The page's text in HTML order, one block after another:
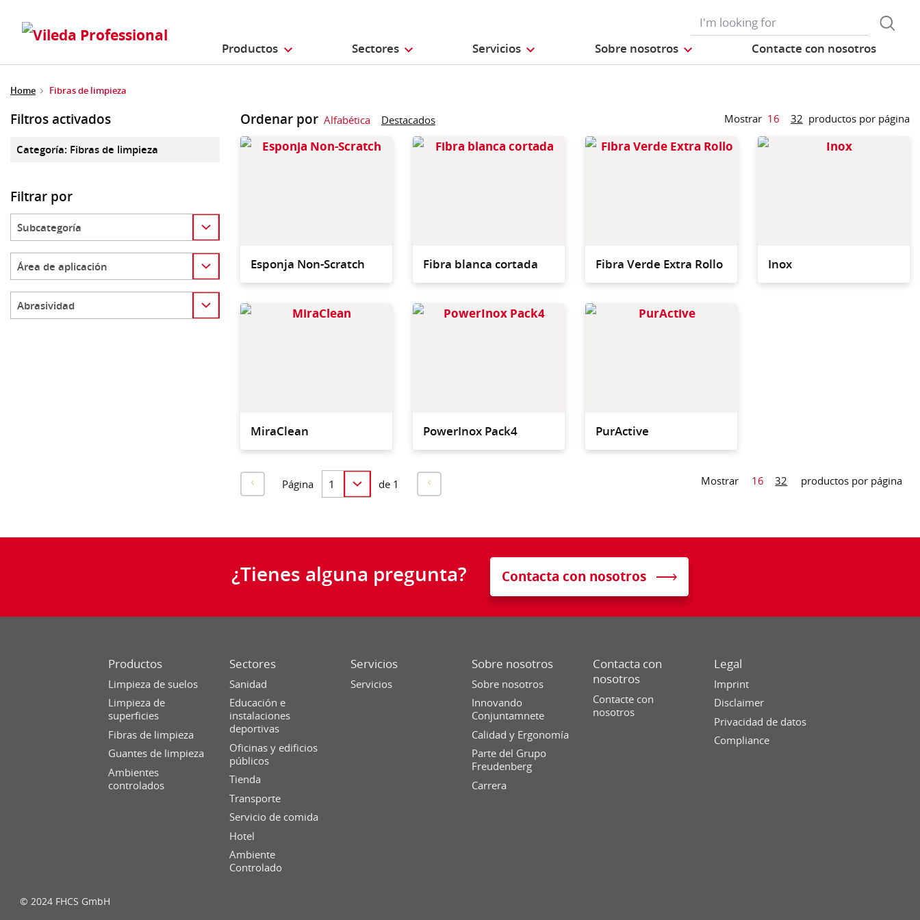
Productos Sectores Servicios Sobre nosotros Contacte con nosotros
Home Fibras de limpieza
Filtros activados
Categoría: Fibras de limpieza
Filtrar por
Category
Category
Category
Ordenar por Alfabética Destacados Mostrar 16 32 productos por página
Esponja Non-Scratch Fibra blanca cortada Fibra Verde Extra Rollo Inox
MiraClean PowerInox Pack4 PurActive
Página de 1 Mostrar 16 32 productos por página
¿Tienes alguna pregunta? Contacta con nosotros
Productos
Limpieza de suelos
Limpieza de
superficies
Fibras de limpieza
Guantes de limpieza
Ambientes
controlados
Sectores
Sanidad
Educación e
instalaciones
deportivas
Oficinas y edificios
públicos
Tienda
Transporte
Servicio de comida
Hotel
Ambiente
Controlado
Servicios
Servicios
Sobre nosotros
Sobre nosotros
Innovando
Conjuntamnete
Calidad y Ergonomía
Parte del Grupo
Freudenberg
Carrera
Contacta con
nosotros
Contacte con
nosotros
Legal
Imprint
Disclaimer
Privacidad de datos
Compliance
© 2024 FHCS GmbH